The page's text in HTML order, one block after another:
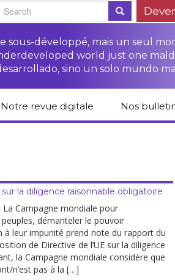
sous-développé, mais un seul
world just one
sino un solo mundo
des
à
(STN)
des
Collection droits
humains
Notre revue digitale
Lendemains
solidaires dans les
médias
Nos
la diligence raisonnable obligatoire
Campagne mondiale pour
démanteler le pouvoir
leur impunité prend note du rapport du
de Directive de l’UE sur la diligence
la Campagne mondiale considère que
n’est pas à la […]